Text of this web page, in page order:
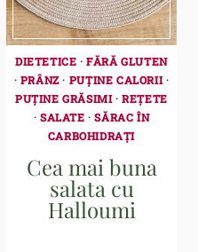
DIETETICE ·FĂRĂ GLUTEN
· PRÂNZ· PUȚINE CALORII·
PUȚINE GRĂSIMI·REȚETE
· SALATE ·SĂRAC ÎN
CARBOHIDRAȚI
Cea mai buna
salata cu
Halloumi